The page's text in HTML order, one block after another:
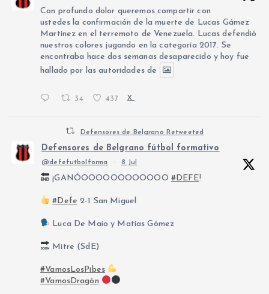
Con profundo dolor queremos compartir con
ustedes la confirmación de la muerte de Lucas Gámez
Martínez en el terremoto de Venezuela. Lucas defendió
nuestros colores jugando en la categoría 2017. Se
encontraba hace dos semanas desaparecido y hoy fue
hallado por las autoridades de
34 437 X
Defensores de Belgrano Retweeted
Defensores de Belgrano fútbol formativo
@defefutbolforma · 8 Jul
¡GANÓOOOOOOOOOOOO #DEFE!
#Defe 2-1 San Miguel
Luca De Maio y Matías Gómez
Mitre (SdE)
#VamosLosPibes
#VamosDragón